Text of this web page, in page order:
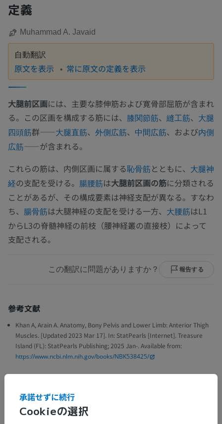
定義
Muhammad A. Javaid
自動翻訳
原文を表示 常に原文の定義を表示
大腿前区画には、主要な膝伸筋および寛骨部屈筋が含まれ
る。この区画を構成する筋には、 膝関節筋、 縫工筋、 大腿
四頭筋群——大腿直筋、 外側広筋、 中間広筋、および内側
広筋——が含まれる。
これらの筋は、内側区画に属する恥骨筋とともに、 大腿神
経の支配を受ける。 腸腰筋は大腿前区画の筋に分類される
ことがあるが、その構成要素は神経支配が異なる。すなわ
ち、 腸骨筋は大腿神経の支配を受ける一方、 大腰筋はL1
からL3の脊髄神経の前枝（腰神経叢の直接枝）によって
支配される。
この翻訳に問題がありますか？ 報告する
参考文献
Khan A, Arain A. Anatomy, Bony Pelvis and Lower Limb: Anterior Thigh
Muscles. [Updated 2023 Mar 17]. In: StatPearls [Internet]. Treasure
Island (FL): StatPearls Publishing; 2025 Jan-. Available from:
https://www.ncbi.nlm.nih.gov/books/NBK538425/
ギャラリー
Cookieの選択
承諾せずに続行